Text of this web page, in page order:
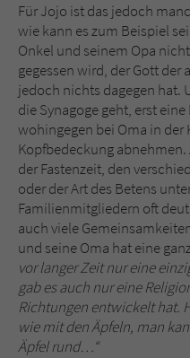
Für Jojo ist das jedoch
wie kann es zum Beispiel
Onkel und seinem Opa
gegessen wird, der Gott
jedoch nichts dagegen hat.
die Synagoge geht, erst
wohingegen bei Oma in der
Kopfbedeckung
der Fastenzeit, den
oder der Art des Betens
Familienmitgliedern oft
auch viele
und seine Oma hat eine
vor langer Zeit nur eine
gab es auch nur eine
Richtungen entwickelt hat.
wie mit den Äpfeln, man
Äpfel rund…“